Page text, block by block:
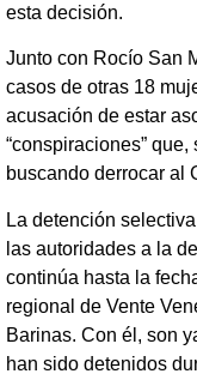
esta decisión.
Junto con Rocío San
casos de otras 18
acusación de estar
“conspiraciones”
buscando derrocar al
La detención
las autoridades a la
continúa hasta la
regional de Vente
Barinas. Con él, son
han sido detenidos